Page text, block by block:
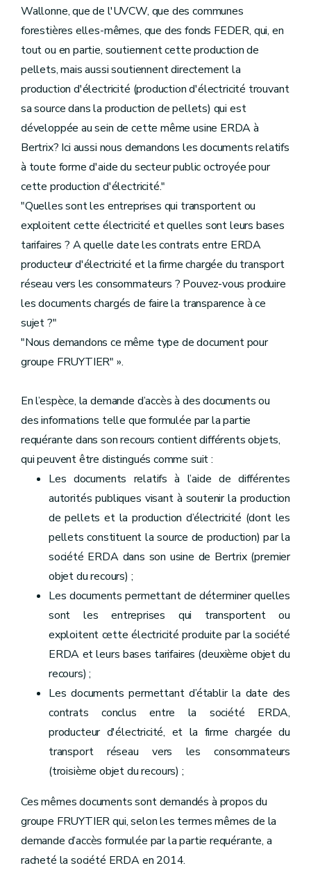
Wallonne, que de l'UVCW, que des communes
forestières elles-mêmes, que des fonds FEDER, qui, en
tout ou en partie, soutiennent cette production de
pellets, mais aussi soutiennent directement la
production d'électricité (production d'électricité trouvant
sa source dans la production de pellets) qui est
développée au sein de cette même usine ERDA à
Bertrix? Ici aussi nous demandons les documents relatifs
à toute forme d'aide du secteur public octroyée pour
cette production d'électricité."
"Quelles sont les entreprises qui transportent ou
exploitent cette électricité et quelles sont leurs bases
tarifaires ? A quelle date les contrats entre ERDA
producteur d'électricité et la firme chargée du transport
réseau vers les consommateurs ? Pouvez-vous produire
les documents chargés de faire la transparence à ce
sujet ?"
"Nous demandons ce même type de document pour
groupe FRUYTIER" ».
En l’espèce, la demande d’accès à des documents ou
des informations telle que formulée par la partie
requérante dans son recours contient différents objets,
qui peuvent être distingués comme suit :
Les documents relatifs à l’aide de différentes
autorités publiques visant à soutenir la production
de pellets et la production d’électricité (dont les
pellets constituent la source de production) par la
société ERDA dans son usine de Bertrix (premier
objet du recours) ;
Les documents permettant de déterminer quelles
sont les entreprises qui transportent ou
exploitent cette électricité produite par la société
ERDA et leurs bases tarifaires (deuxième objet du
recours) ;
Les documents permettant d’établir la date des
contrats conclus entre la société ERDA,
producteur d'électricité, et la firme chargée du
transport réseau vers les consommateurs
(troisième objet du recours) ;
Ces mêmes documents sont demandés à propos du
groupe FRUYTIER qui, selon les termes mêmes de la
demande d’accès formulée par la partie requérante, a
racheté la société ERDA en 2014.